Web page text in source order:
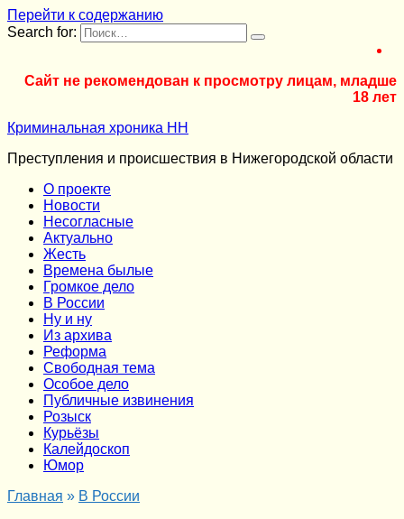
Перейти к содержанию
Search for:
Сайт не рекомендован к просмотру лицам, младше
18 лет
Криминальная хроника НН
Преступления и происшествия в Нижегородской области
О проекте
Новости
Несогласные
Актуально
Жесть
Времена былые
Громкое дело
В России
Ну и ну
Из архива
Реформа
Cвободная тема
Особое дело
Публичные извинения
Розыск
Курьёзы
Калейдоскоп
Юмор
Главная » В России